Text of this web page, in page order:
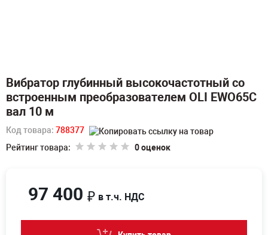
Вибратор глубинный высокочастотный со
встроенным преобразователем OLI EWO65C
вал 10 м
Код товара: 788377
Рейтинг товара:
0 оценок
97 400 ₽ в т.ч. НДС